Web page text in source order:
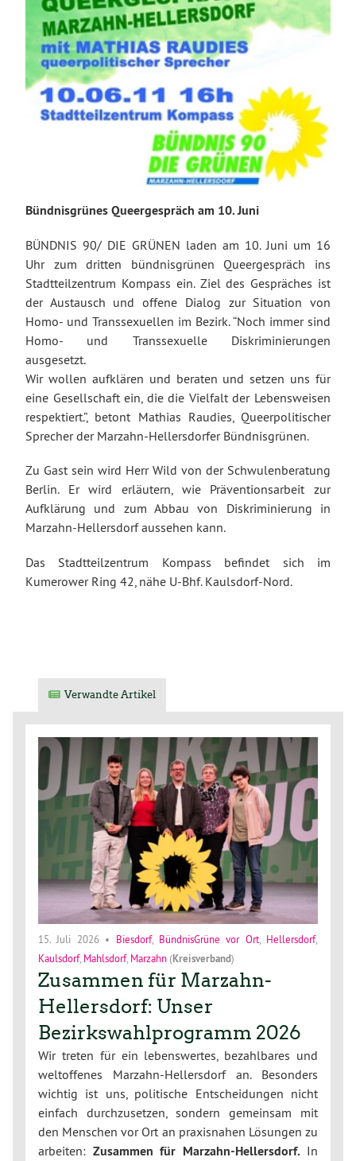
Bündnisgrünes Queergespräch am 10. Juni
BÜNDNIS 90/ DIE GRÜNEN laden am 10. Juni um 16
Uhr zum dritten bündnisgrünen Queergespräch ins
Stadtteilzentrum Kompass ein. Ziel des Gespräches ist
der Austausch und offene Dialog zur Situation von
Homo- und Transsexuellen im Bezirk. “Noch immer sind
Homo- und Transsexuelle Diskriminierungen
ausgesetzt.
Wir wollen aufklären und beraten und setzen uns für
eine Gesellschaft ein, die die Vielfalt der Lebensweisen
respektiert.”, betont Mathias Raudies, Queerpolitischer
Sprecher der Marzahn-Hellersdorfer Bündnisgrünen.
Zu Gast sein wird Herr Wild von der Schwulenberatung
Berlin. Er wird erläutern, wie Präventionsarbeit zur
Aufklärung und zum Abbau von Diskriminierung in
Marzahn-Hellersdorf aussehen kann.
Das Stadtteilzentrum Kompass befindet sich im
Kumerower Ring 42, nähe U-Bhf. Kaulsdorf-Nord.
Verwandte Artikel
15. Juli 2026• Biesdorf, BündnisGrüne vor Ort, Hellersdorf,
Kaulsdorf, Mahlsdorf, Marzahn (Kreisverband)
Zusammen für Marzahn-
Hellersdorf: Unser
Bezirkswahlprogramm 2026
Wir treten für ein lebenswertes, bezahlbares und
weltoffenes Marzahn-Hellersdorf an. Besonders
wichtig ist uns, politische Entscheidungen nicht
einfach durchzusetzen, sondern gemeinsam mit
den Menschen vor Ort an praxisnahen Lösungen zu
arbeiten: Zusammen für Marzahn-Hellersdorf.In